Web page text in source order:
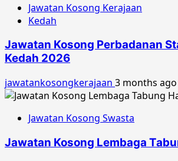
Jawatan Kosong Kerajaan
Kedah
Jawatan Kosong Perbadanan
Kedah 2026
jawatankosongkerajaan 3 months ago
Jawatan Kosong Swasta
Jawatan Kosong Lembaga